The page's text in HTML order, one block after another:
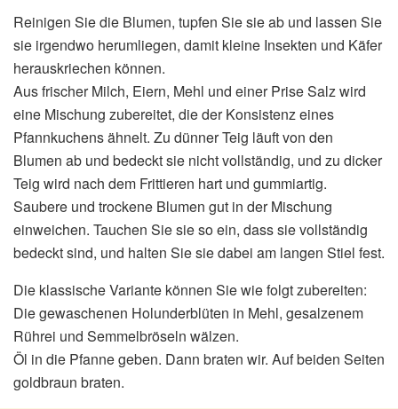
Reinigen Sie die Blumen, tupfen Sie sie ab und lassen Sie
sie irgendwo herumliegen, damit kleine Insekten und Käfer
herauskriechen können.
Aus frischer Milch, Eiern, Mehl und einer Prise Salz wird
eine Mischung zubereitet, die der Konsistenz eines
Pfannkuchens ähnelt. Zu dünner Teig läuft von den
Blumen ab und bedeckt sie nicht vollständig, und zu dicker
Teig wird nach dem Frittieren hart und gummiartig.
Saubere und trockene Blumen gut in der Mischung
einweichen. Tauchen Sie sie so ein, dass sie vollständig
bedeckt sind, und halten Sie sie dabei am langen Stiel fest.
Die klassische Variante können Sie wie folgt zubereiten:
Die gewaschenen Holunderblüten in Mehl, gesalzenem
Rührei und Semmelbröseln wälzen.
Öl in die Pfanne geben. Dann braten wir. Auf beiden Seiten
goldbraun braten.